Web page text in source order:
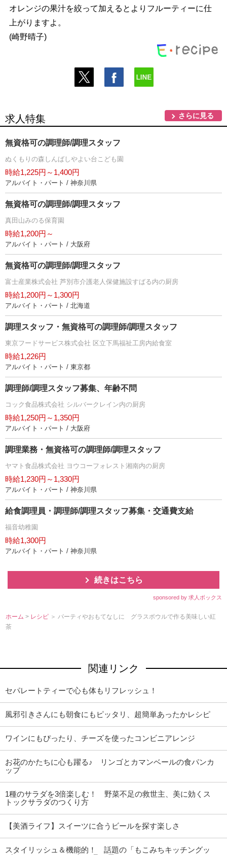
オレンジの果汁を絞って加えるとよりフルーティーに仕
上がりますよ。
(崎野晴子)
求人特集 さらに見る
無資格可の調理師/調理スタッフ
ぬくもりの森しんばしやよい台こども園
時給1,225円～1,400円
アルバイト・パート / 神奈川県
無資格可の調理師/調理スタッフ
真田山みのる保育園
時給1,200円～
アルバイト・パート / 大阪府
無資格可の調理師/調理スタッフ
富士産業株式会社 芦別市介護老人保健施設すばる内の厨房
時給1,200円～1,300円
アルバイト・パート / 北海道
調理スタッフ・無資格可の調理師/調理スタッフ
東京フードサービス株式会社 区立下馬福祉工房内給食室
時給1,226円
アルバイト・パート / 東京都
調理師/調理スタッフ募集、年齢不問
コック食品株式会社 シルバークレイン内の厨房
時給1,250円～1,350円
アルバイト・パート / 大阪府
調理業務・無資格可の調理師/調理スタッフ
ヤマト食品株式会社 ヨウコーフォレスト湘南内の厨房
時給1,230円～1,330円
アルバイト・パート / 神奈川県
給食調理員・調理師/調理スタッフ募集・交通費支給
福音幼稚園
時給1,300円
アルバイト・パート / 神奈川県
続きはこちら
sponsored by 求人ボックス
ホーム > レシピ ＞ パーティやおもてなしに グラスボウルで作る美味しい紅
茶
関連リンク
セパレートティーで心も体もリフレッシュ！
風邪引きさんにも朝食にもピッタリ、超簡単あったかレシピ
ワインにもぴったり、チーズを使ったコンビニアレンジ
お花のかたちに心も躍る♪ リンゴとカマンベールの食パンカ
ップ
1種のサラダを3倍楽しむ！ 野菜不足の救世主、美に効くス
トックサラダのつくり方
【美酒ライフ】スイーツに合うビールを探す楽しさ
スタイリッシュ＆機能的！ 話題の「もこみちキッチングッ